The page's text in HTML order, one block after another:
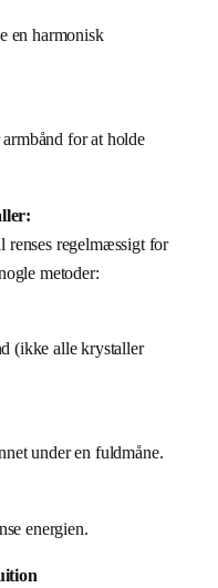
en harmonisk
for at holde
renses regelmæssigt for
metoder:
(ikke alle krystaller
under en fuldmåne.
energien.